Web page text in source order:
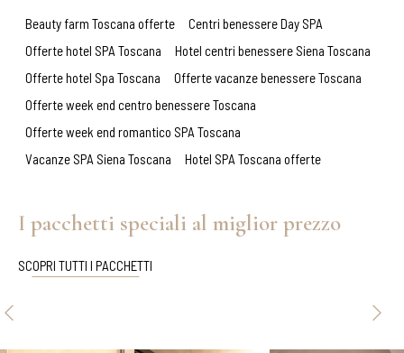
Beauty farm Toscana offerte
Centri benessere Day SPA
Offerte hotel SPA Toscana
Hotel centri benessere Siena Toscana
Offerte hotel Spa Toscana
Offerte vacanze benessere Toscana
Offerte week end centro benessere Toscana
Offerte week end romantico SPA Toscana
Vacanze SPA Siena Toscana
Hotel SPA Toscana offerte
I pacchetti speciali al miglior prezzo
SCOPRI TUTTI I PACCHETTI